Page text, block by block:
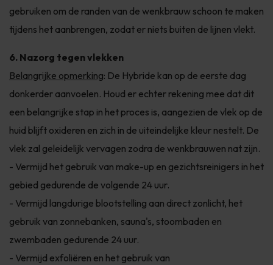
gebruiken om de randen van de wenkbrauw schoon te maken
tijdens het aanbrengen, zodat er niets buiten de lijnen vlekt.
6. Nazorg tegen vlekken
Belangrijke opmerking: De Hybride kan op de eerste dag
donkerder aanvoelen. Houd er echter rekening mee dat dit
een belangrijke stap in het proces is, aangezien de vlek op de
huid blijft oxideren en zich in de uiteindelijke kleur nestelt. De
vlek zal geleidelijk vervagen zodra de wenkbrauwen nat zijn.
- Vermijd het gebruik van make-up en gezichtsreinigers in het
gebied gedurende de volgende 24 uur.
- Vermijd langdurige blootstelling aan direct zonlicht, het
gebruik van zonnebanken, sauna's, stoombaden en
zwembaden gedurende 24 uur.
- Vermijd exfoliëren en het gebruik van